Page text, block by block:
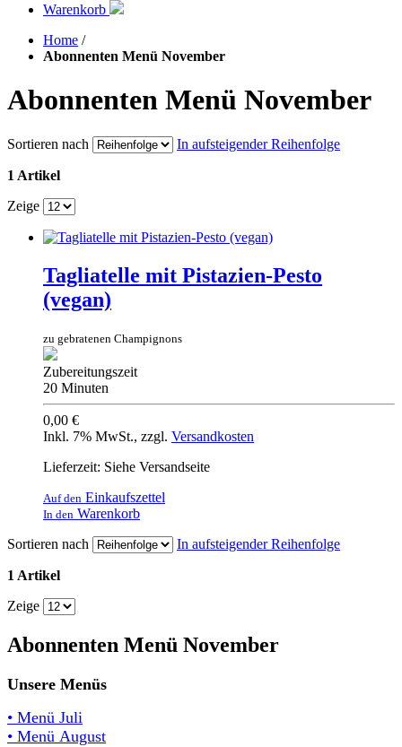
Warenkorb
Home /
Abonnenten Menü November
Abonnenten Menü November
Sortieren nach In aufsteigender Reihenfolge
1 Artikel
Zeige
Tagliatelle mit Pistazien-Pesto
(vegan)
zu gebratenen Champignons
Zubereitungszeit
20 Minuten
0,00 €
Inkl. 7% MwSt., zzgl. Versandkosten
Lieferzeit: Siehe Versandseite
Auf den Einkaufszettel
In den Warenkorb
Sortieren nach
In aufsteigender Reihenfolge
1 Artikel
Zeige
Abonnenten Menü November
Unsere Menüs
• Menü Juli
• Menü August